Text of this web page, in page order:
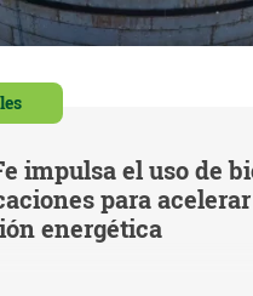
impulsa el uso de
para
energética